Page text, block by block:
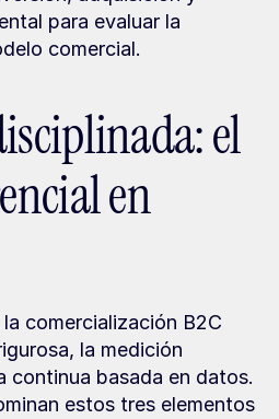
para evaluar la
comercial.
el
en
comercialización B2C
la medición
continua basada en datos.
estos tres elementos